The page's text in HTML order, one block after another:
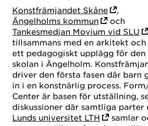
Konstfrämjandet Skåne
,
Ängelholms kommun
och
Tankesmedjan Movium vid SLU
tillsammans med en arkitekt och
ett pedagogiskt upplägg för den
skolan i Ängelholm.
driver den första fasen där barn
in i en konstnärlig process.
Center är basen för utställning,
diskussioner där samtliga parter
Lunds universitet LTH
samlar